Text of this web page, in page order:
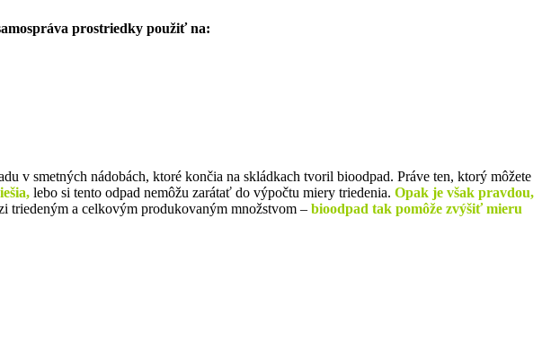
prostriedky použiť na:
v smetných nádobách, ktoré končia na skládkach tvoril bioodpad. Práve ten, ktorý môžete
lebo si tento odpad nemôžu zarátať do výpočtu miery triedenia. Opak je však pravdou,
triedeným a celkovým produkovaným množstvom – bioodpad tak pomôže zvýšiť mieru